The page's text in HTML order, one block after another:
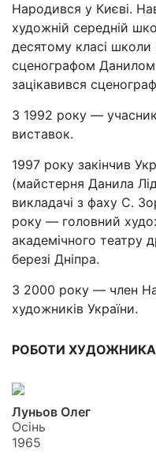
Народився у Києві.
художній середній
десятому класі школи
сценографом
зацікавився
З 1992 року —
виставок.
1997 року закінчив
(майстерня Данила
викладачі з фаху С.
року — головний
академічного театру
березі Дніпра.
З 2000 року — член
художників України.
РОБОТИ ХУДОЖНИКА
Луньов Олег
Осінь
1965